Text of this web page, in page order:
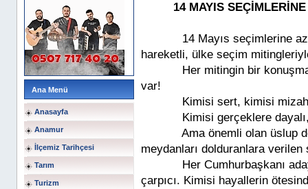
Ana Menü
Anasayfa
Anamur
İlçemiz Tarihçesi
Tarım
Turizm
14 MAYIS
14 Mayıs seçimlerine
hareketli, ülke seçim
Her mitingin bir
var!
Kimisi sert, kimisi
Kimisi gerçeklere
Ama önemli olan üslup
meydanları dolduranlara verilen
Her Cumhurbaşkanı
çarpıcı. Kimisi hayallerin